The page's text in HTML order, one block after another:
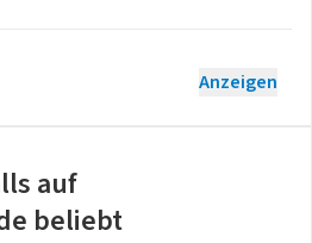
Anzeigen
auf
beliebt